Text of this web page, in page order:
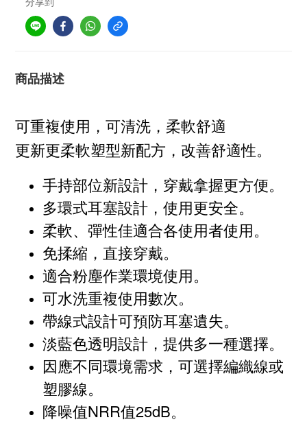
商品描述
可重複使用，可清洗，柔軟舒適
更新更柔軟塑型新配方，改善舒適性。
手持部位新設計，穿戴拿握更方便。
多環式耳塞設計，使用更安全。
柔軟、彈性佳適合各使用者使用。
免揉縮，直接穿戴。
適合粉塵作業環境使用。
可水洗重複使用數次。
帶線式設計可預防耳塞遺失。
淡藍色透明設計，提供多一種選擇。
因應不同環境需求，可選擇編織線或
塑膠線。
降噪值NRR值25dB。